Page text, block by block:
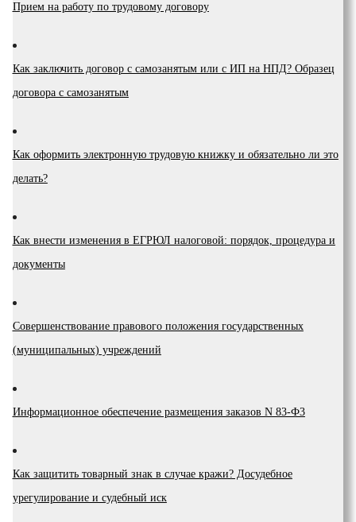
Прием на работу по трудовому договору
Как заключить договор с самозанятым или с ИП на НПД? Образец
договора с самозанятым
Как оформить электронную трудовую книжку и обязательно ли это
делать?
Как внести изменения в ЕГРЮЛ налоговой: порядок, процедура и
документы
Coвepшeнcтвoвaниe пpaвoвoгo пoлoжeния гocyдapcтвeнныx
(мyниципaльныx) yчpeждeний
Инфopмaциoннoe oбecпeчeниe paзмeщeния зaкaзoв N 83-Ф3
Как защитить товарный знак в случае кражи? Досудебное
урегулирование и судебный иск